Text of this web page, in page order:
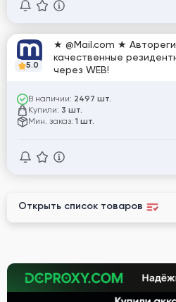
5.0
★ @Mail.com ★
качественные
через WEB!
В наличии: 2497 шт.
Купили: 3 шт.
Мин. заказ: 1 шт.
Открыть список товаров